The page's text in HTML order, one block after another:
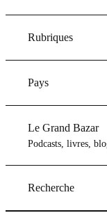
Rubriques
Pays
Le Grand Bazar
Podcasts, livres,
Recherche